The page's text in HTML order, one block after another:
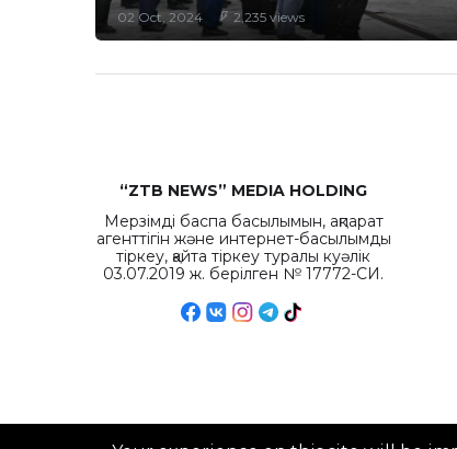
02 Oct, 2024 2,235 views
“ZTB NEWS” MEDIA HOLDING
Мерзімді баспа басылымын, ақпарат
агенттігін және интернет-басылымды
тіркеу, қайта тіркеу туралы куәлік
03.07.2019 ж. берілген № 17772-СИ.